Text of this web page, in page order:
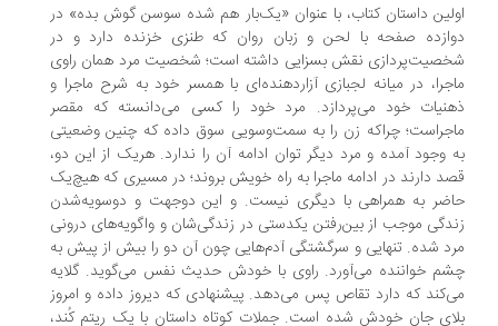
داستان کتاب، با عنوان «یک‌بار هم شده سوسن گوش بده» در
صفحه با لحن و زبان روان که طنزی خزنده دارد و در
نقش بسزایی داشته ‌است؛ شخصیت مرد همان راوی
در میانه‌ لجبازی آزاردهنده‌ای با همسر خود به شرح ماجرا و
خود می‌پردازد. مرد خود را کسی می‌دانسته که مقصر
چراکه زن را به سمت‌وسویی سوق داده‌ که چنین وضعیتی
وجود آمده و مرد دیگر توان ادامه‌ آن را ندارد. هریک از این دو،
دارند در ادامه‌ ماجرا به راه خویش بروند؛ در مسیری که هیچ‌یک
به همراهی با دیگری نیست. و این دوجهت و دوسویه‌شدن
زندگی موجب از بین‌رفتن یکدستی در زندگی‌شان و واگویه‎‌های درونی
شده. تنهایی و سرگشتگی آدم‌هایی چون آن دو را بیش از پیش به
خواننده می‌آورد. راوی با خودش حدیث نفس می‌گوید. گلایه‌
که دارد تقاص پس می‌دهد. پیشنهادی که دیروز داده و امروز
جان خودش شده است. جملات کوتاه داستان با یک ریتم کُند،